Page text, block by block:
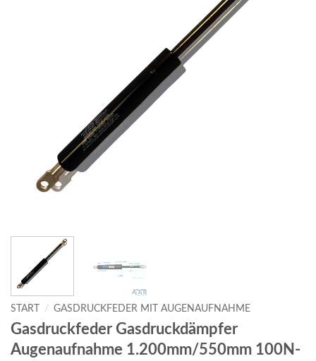
START / GASDRUCKFEDER MIT AUGENAUFNAHME
Gasdruckfeder Gasdruckdämpfer
Augenaufnahme 1.200mm/550mm 100N-